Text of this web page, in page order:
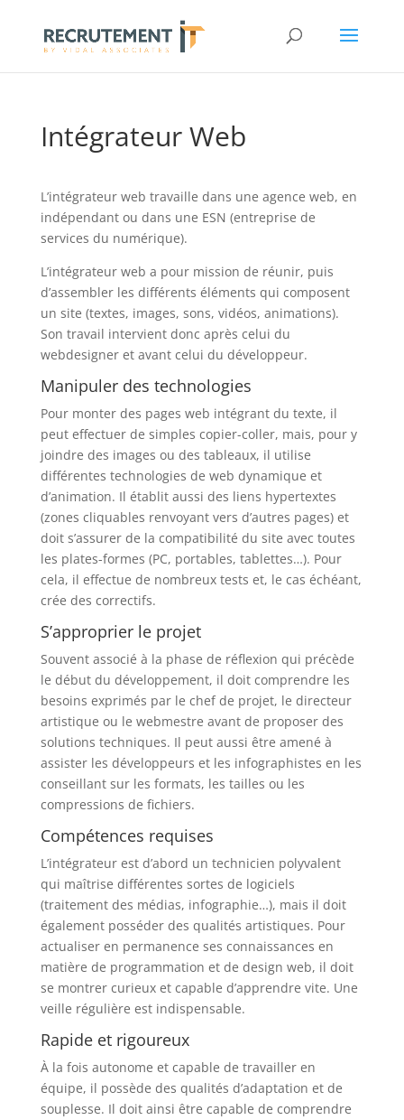
Intégrateur Web
L’intégrateur web travaille dans une agence web, en
indépendant ou dans une ESN (entreprise de
services du numérique).
L’intégrateur web a pour mission de réunir, puis
d’assembler les différents éléments qui composent
un site (textes, images, sons, vidéos, animations).
Son travail intervient donc après celui du
webdesigner et avant celui du développeur.
Manipuler des technologies
Pour monter des pages web intégrant du texte, il
peut effectuer de simples copier-coller, mais, pour y
joindre des images ou des tableaux, il utilise
différentes technologies de web dynamique et
d’animation. Il établit aussi des liens hypertextes
(zones cliquables renvoyant vers d’autres pages) et
doit s’assurer de la compatibilité du site avec toutes
les plates-formes (PC, portables, tablettes…). Pour
cela, il effectue de nombreux tests et, le cas échéant,
crée des correctifs.
S’approprier le projet
Souvent associé à la phase de réflexion qui précède
le début du développement, il doit comprendre les
besoins exprimés par le chef de projet, le directeur
artistique ou le webmestre avant de proposer des
solutions techniques. Il peut aussi être amené à
assister les développeurs et les infographistes en les
conseillant sur les formats, les tailles ou les
compressions de fichiers.
Compétences requises
L’intégrateur est d’abord un technicien polyvalent
qui maîtrise différentes sortes de logiciels
(traitement des médias, infographie…), mais il doit
également posséder des qualités artistiques. Pour
actualiser en permanence ses connaissances en
matière de programmation et de design web, il doit
se montrer curieux et capable d’apprendre vite. Une
veille régulière est indispensable.
Rapide et rigoureux
À la fois autonome et capable de travailler en
équipe, il possède des qualités d’adaptation et de
souplesse. Il doit ainsi être capable de comprendre